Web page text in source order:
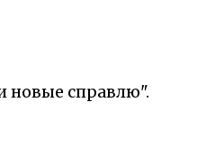
новые справлю".